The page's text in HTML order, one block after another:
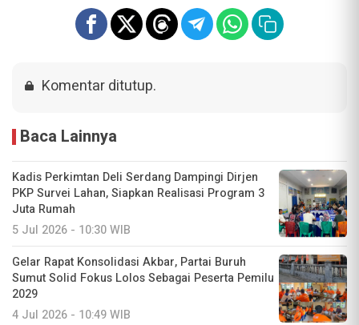
Komentar ditutup.
Baca Lainnya
Kadis Perkimtan Deli Serdang Dampingi Dirjen
PKP Survei Lahan, Siapkan Realisasi Program 3
Juta Rumah
5 Jul 2026 - 10:30 WIB
Gelar Rapat Konsolidasi Akbar, Partai Buruh
Sumut Solid Fokus Lolos Sebagai Peserta Pemilu
2029
4 Jul 2026 - 10:49 WIB